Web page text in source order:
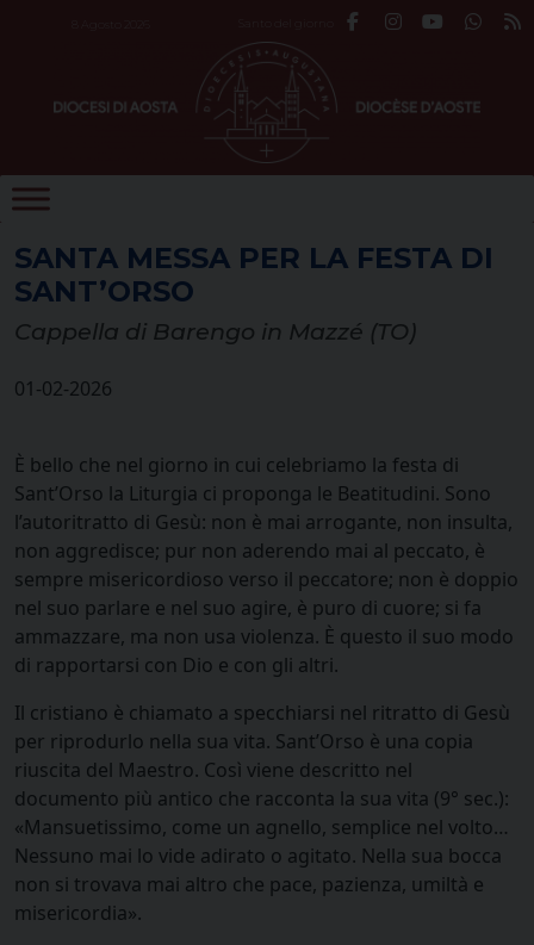
SANTA MESSA PER LA FESTA DI
SANT’ORSO
Cappella di Barengo in Mazzé (TO)
01-02-2026
È bello che nel giorno in cui celebriamo la festa di
Sant’Orso la Liturgia ci proponga le Beatitudini. Sono
l’autoritratto di Gesù: non è mai arrogante, non insulta,
non aggredisce; pur non aderendo mai al peccato, è
sempre misericordioso verso il peccatore; non è doppio
nel suo parlare e nel suo agire, è puro di cuore; si fa
ammazzare, ma non usa violenza. È questo il suo modo
di rapportarsi con Dio e con gli altri.
Il cristiano è chiamato a specchiarsi nel ritratto di Gesù
per riprodurlo nella sua vita. Sant’Orso è una copia
riuscita del Maestro. Così viene descritto nel
documento più antico che racconta la sua vita (9° sec.):
«Mansuetissimo, come un agnello, semplice nel volto…
Nessuno mai lo vide adirato o agitato. Nella sua bocca
non si trovava mai altro che pace, pazienza, umiltà e
misericordia».